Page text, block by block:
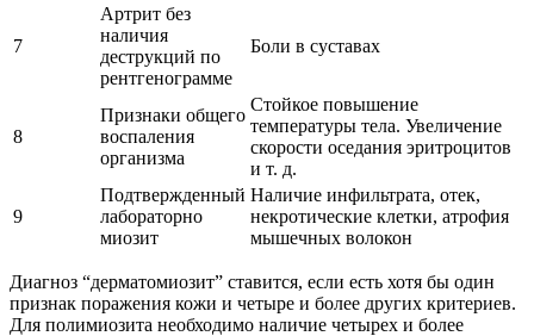
7
Артрит без
наличия
деструкций по
рентгенограмме
Боли в суставах
8
Признаки общего
воспаления
организма
Стойкое повышение
температуры тела. Увеличение
скорости оседания эритроцитов
и т. д.
9
Подтвержденный
лабораторно
миозит
Наличие инфильтрата, отек,
некротические клетки, атрофия
мышечных волокон
Диагноз “дерматомиозит” ставится, если есть хотя бы один
признак поражения кожи и четыре и более других критериев.
Для полимиозита необходимо наличие четырех и более